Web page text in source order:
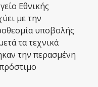
Εθνικής
με την
υποβολής
τα τεχνικά
την περασμένη